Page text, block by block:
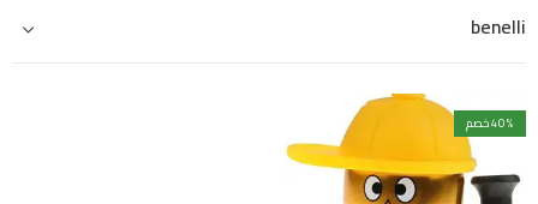
benelli
40% خصم